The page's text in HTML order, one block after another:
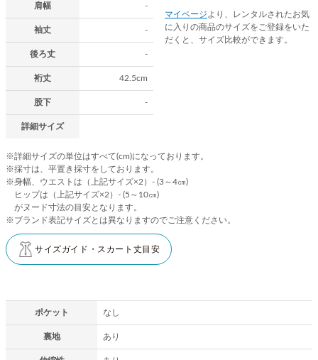
肩幅 -
袖丈 -
後ろ丈 -
裄丈 42.5cm
股下 -
詳細サイズ
マイページ より、レンタルされたお気
に入りの商品のサイズをご登録をいた
だくと、サイズ比較ができます。
※詳細サイズの単位はすべて(cm)になっております。
※採寸は、平置き採寸をしております。
※身幅、ウエストは（上記サイズ×2）- (3～4㎝)
ヒップは（上記サイズ×2）- (5～10㎝)
がヌード寸法の目安となります。
※ブランド表記サイズとは異なりますのでご注意ください。
サイズガイド・スカート丈目安
ポケット なし
裏地 あり